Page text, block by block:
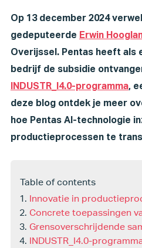
Op 13 december 2024
gedeputeerde Erwin
Overijssel. Pentas heeft als
bedrijf de subsidie
INDUSTR_I4.0-programma,
deze blog ontdek je meer
hoe Pentas AI-technologie
productieprocessen te
Table of contents
Innovatie in
Concrete toepassingen
Grensoverschrijdende
INDUSTR_I4.0-